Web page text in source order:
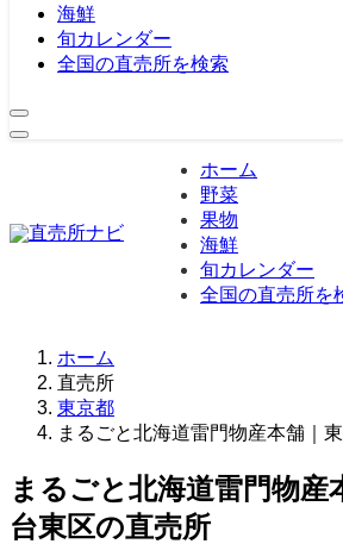
海鮮
旬カレンダー
全国の直売所を検索
ホーム
野菜
果物
海鮮
旬カレンダー
全国の直売所を
ホーム
直売所
東京都
まるごと北海道雷門物産本舗｜
まるごと北海道雷門物産
台東区の直売所